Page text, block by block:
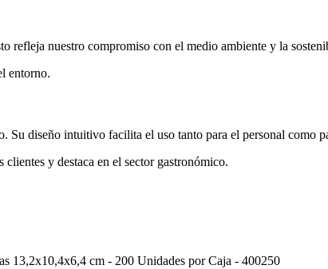
refleja nuestro compromiso con el medio ambiente y la
entorno.
diseño intuitivo facilita el uso tanto para el personal como
y destaca en el sector gastronómico.
13,2x10,4x6,4 cm - 200 Unidades por Caja - 400250